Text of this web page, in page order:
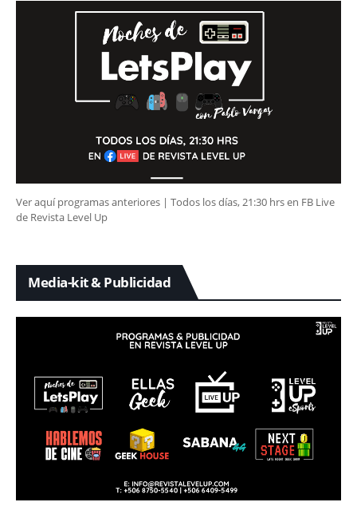
Ver aquí programas anteriores | Todos los días, 21:30 hrs en FB Live
de Revista Level Up
Media-kit & Publicidad